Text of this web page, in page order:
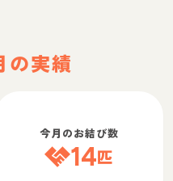
の実績
今月のお結び数
14匹